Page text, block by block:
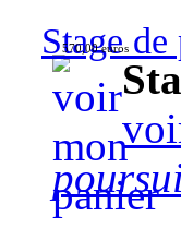
Stage de
570,00 euros